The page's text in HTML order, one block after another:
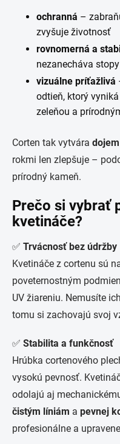
ochranná –
zvyšuje životnosť
rovnomerná a
nezanecháva stopy
vizuálne príťažlivá
odtieň, ktorý
zeleňou a
Corten tak vytvára
rokmi len zlepšuje –
prírodný kameň.
Prečo si vybrať
kvetináče?
✅ Trvácnosť bez údržby
Kvetináče z cortenu sú
poveternostným
UV žiareniu. Nemusíte
tomu si zachovajú svoj
✅ Stabilita a funkčnosť
Hrúbka cortenového
vysokú pevnosť.
odolajú aj
čistým líniám a pevnej
profesionálne a